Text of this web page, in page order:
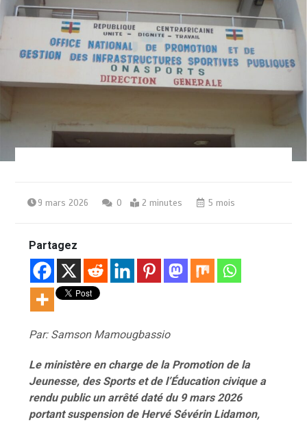
9 mars 2026 0 2 minutes 5 mois
Partagez
Par: Samson Mamougbassio
Le ministère en charge de la Promotion de la
Jeunesse, des Sports et de l’Éducation civique a
rendu public un arrêté daté du 9 mars 2026
portant suspension de Hervé Sévérin Lidamon,